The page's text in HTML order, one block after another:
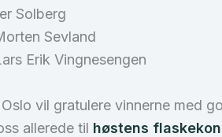
Solberg
Sevland
Erik Vingnesengen
vil gratulere vinnerne med
allerede til høstens